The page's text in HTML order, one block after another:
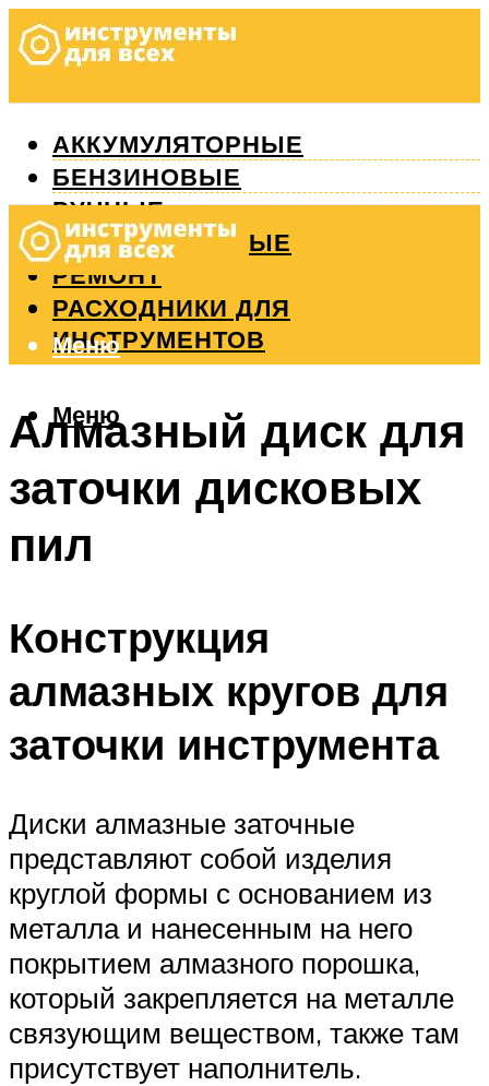
АККУМУЛЯТОРНЫЕ
БЕНЗИНОВЫЕ
РУЧНЫЕ
ИЗМЕРИТЕЛЬНЫЕ
РЕМОНТ
РАСХОДНИКИ ДЛЯ
ИНСТРУМЕНТОВ
Меню
Меню
Алмазный диск для
заточки дисковых
пил
Конструкция
алмазных кругов для
заточки инструмента
Диски алмазные заточные
представляют собой изделия
круглой формы с основанием из
металла и нанесенным на него
покрытием алмазного порошка,
который закрепляется на металле
связующим веществом, также там
присутствует наполнитель.